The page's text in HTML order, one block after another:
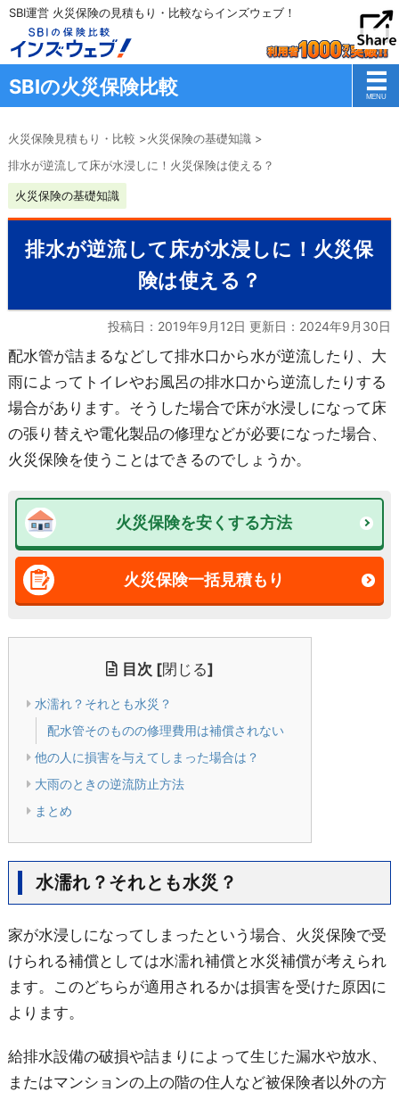
SBI運営 火災保険の見積もり・比較ならインズウェブ！
SBIの火災保険比較
火災保険見積もり・比較 >火災保険の基礎知識 >
排水が逆流して床が水浸しに！火災保険は使える？
火災保険の基礎知識
排水が逆流して床が水浸しに！火災保
険は使える？
投稿日：2019年9月12日 更新日： 2024年9月30日
配水管が詰まるなどして排水口から水が逆流したり、大
雨によってトイレやお風呂の排水口から逆流したりする
場合があります。そうした場合で床が水浸しになって床
の張り替えや電化製品の修理などが必要になった場合、
火災保険を使うことはできるのでしょうか。
火災保険を安くする方法
火災保険一括見積もり
目次 [閉じる]
水濡れ？それとも水災？
配水管そのものの修理費用は補償されない
他の人に損害を与えてしまった場合は？
大雨のときの逆流防止方法
まとめ
水濡れ？それとも水災？
家が水浸しになってしまったという場合、火災保険で受
けられる補償としては水濡れ補償と水災補償が考えられ
ます。このどちらが適用されるかは損害を受けた原因に
よります。
給排水設備の破損や詰まりによって生じた漏水や放水、
またはマンションの上の階の住人など被保険者以外の方